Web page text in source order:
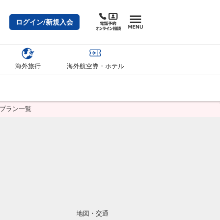
ログイン/新規入会
海外旅行 海外航空券・ホテル
ラン一覧
地図・交通